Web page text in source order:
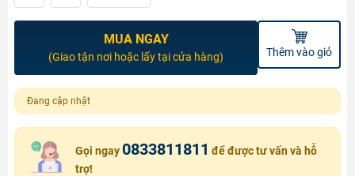
MUA NGAY
(Giao tận nơi hoặc lấy tại cửa hàng) Thêm vào giỏ
Đang cập nhật
Gọi ngay 0833811811 để được tư vấn và hỗ
trợ!